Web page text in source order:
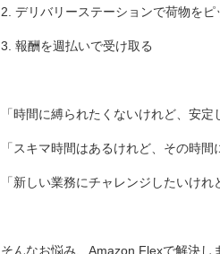
2. デリバリーステーションで荷物を
3. 報酬を週払いで受け取る
「時間に縛られたくないけれど、安
「スキマ時間はあるけれど、その時間
「新しい業務にチャレンジしたいけれ
そんなお悩み、Amazon Flexで解決し